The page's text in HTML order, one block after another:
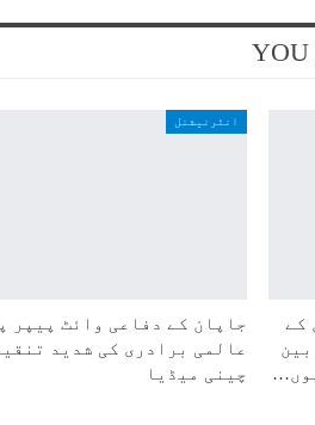
YOU
کے
انٹرنیشنل
جاپان کے دفاعی وائٹ پیپر
عالمی برادری کی شدید
چینی میڈیا